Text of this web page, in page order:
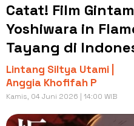
Catat! Film
Yoshiwara in
Tayang di
Lintang Siltya Utami |
Anggia Khofifah P
Kamis, 04 Juni 2026 | 14:00 WIB